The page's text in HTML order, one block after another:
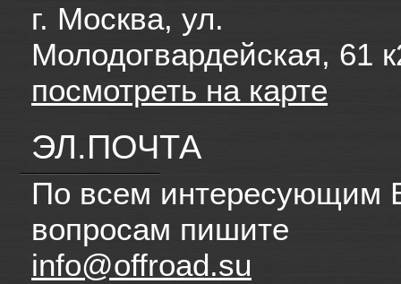
г. Москва, ул.
Молодогвардейская, 61
посмотреть на карте
ЭЛ.ПОЧТА
По всем интересующим
вопросам пишите
info@offroad.su